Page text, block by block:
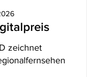
zeichnet